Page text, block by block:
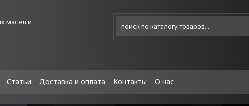
масел и
Статьи Доставка и оплата Контакты О нас